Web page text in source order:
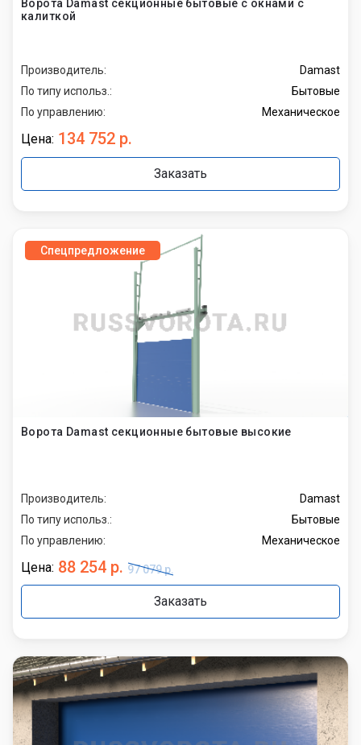
Ворота Damast секционные бытовые с окнами с
калиткой
Производитель:
Damast
По типу использ.:
Бытовые
По управлению:
Механическое
Цена: 134 752 р.
Заказать
Спецпредложение
Ворота Damast секционные бытовые высокие
Производитель:
Damast
По типу использ.:
Бытовые
По управлению:
Механическое
Цена: 88 254 р. 97 079 р.
Заказать